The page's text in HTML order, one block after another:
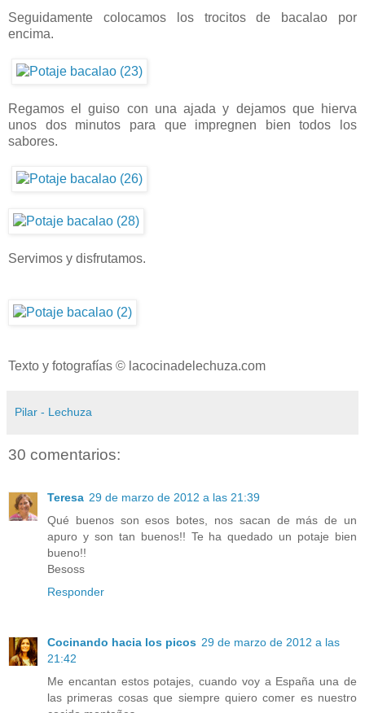
Seguidamente colocamos los trocitos de bacalao por
encima.
Regamos el guiso con una ajada y dejamos que hierva
unos dos minutos para que impregnen bien todos los
sabores.
Servimos y disfrutamos.
Texto y fotografías © lacocinadelechuza.com
Pilar - Lechuza
30 comentarios:
Teresa 29 de marzo de 2012 a las 21:39
Qué buenos son esos botes, nos sacan de más de un
apuro y son tan buenos!! Te ha quedado un potaje bien
bueno!!
Besoss
Responder
Cocinando hacia los picos 29 de marzo de 2012 a las
21:42
Me encantan estos potajes, cuando voy a España una de
las primeras cosas que siempre quiero comer es nuestro